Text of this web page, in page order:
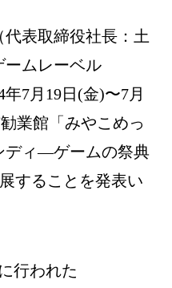
表取締役社長：土
ームレーベル
年7月19日(金)〜7月
業館「みやこめっ
ディ―ゲームの祭典
することを発表い
行われた